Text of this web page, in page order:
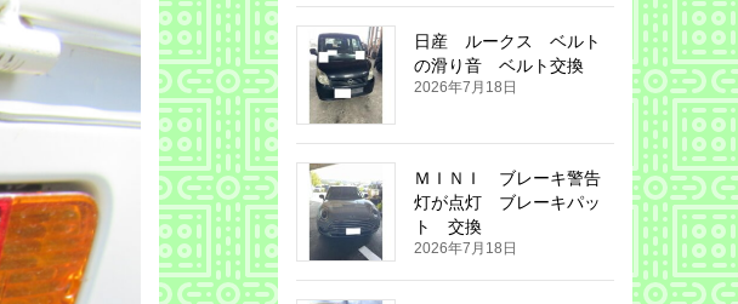
日産 ルークス ベルト
の滑り音 ベルト交換
2026年7月18日
ＭＩＮＩ ブレーキ警告
灯が点灯 ブレーキパッ
ト 交換
2026年7月18日